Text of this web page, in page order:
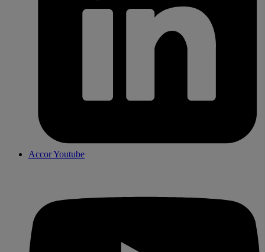
Accor Youtube